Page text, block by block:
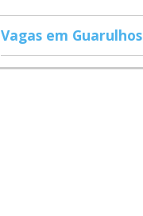
Vagas em Guarulhos